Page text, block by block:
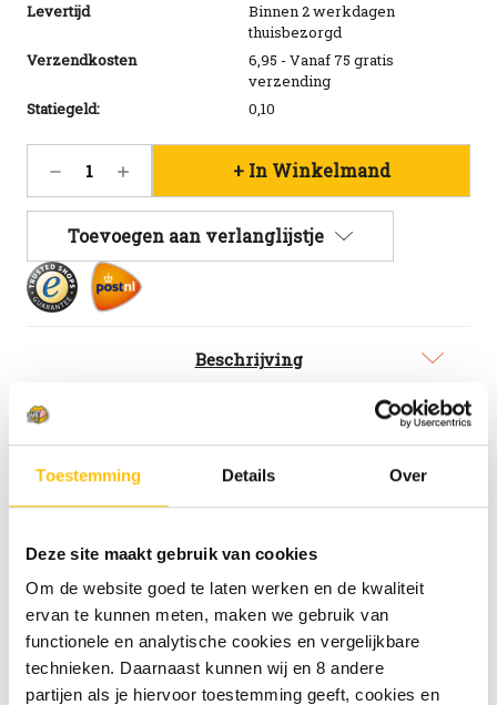
Toestemming Details Over
Deze site maakt gebruik van cookies
Om de website goed te laten werken en de kwaliteit
ervan te kunnen meten, maken we gebruik van
functionele en analytische cookies en vergelijkbare
technieken. Daarnaast kunnen wij en 8 andere
partijen als je hiervoor toestemming geeft, cookies en
Levertijd
Binnen 2 werkdagen
thuisbezorgd
Verzendkosten
6,95 - Vanaf 75 gratis
verzending
Statiegeld:
0,10
voorraad:
218
Hoeveelheid
van
Vander
Ghinste
LeFort
Tripel
fles
Hoeveelheid
van
Vander
Ghinste
LeFort
Tripel
fles
Toevoegen aan verlanglijstje
Beschrijving
Omer Vander Ghinste LeFort
Tripel
Krachtig tripel bier met hergisting op fles. Vol en
zoet met een stevige, romige body vol tonen van
gekarameliseerd steenfruit, honing en een fijne,
droog-bittere afdronk.